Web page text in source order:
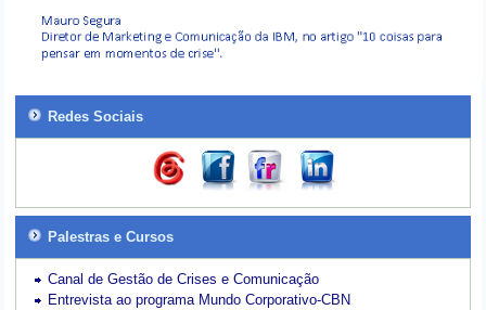
Redes Sociais
Palestras e Cursos
Canal de Gestão de Crises e Comunicação
Entrevista ao programa Mundo Corporativo-CBN